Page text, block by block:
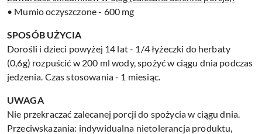
• Mumio oczyszczone - 600 mg
SPOSÓB UŻYCIA
Dorośli i dzieci powyżej 14 lat - 1/4 łyżeczki do herbaty
(0,6g) rozpuścić w 200 ml wody, spożyć w ciągu dnia podczas
jedzenia. Czas stosowania - 1 miesiąc.
UWAGA
Nie przekraczać zalecanej porcji do spożycia w ciągu dnia.
Przeciwskazania: indywidualna nietolerancja produktu,